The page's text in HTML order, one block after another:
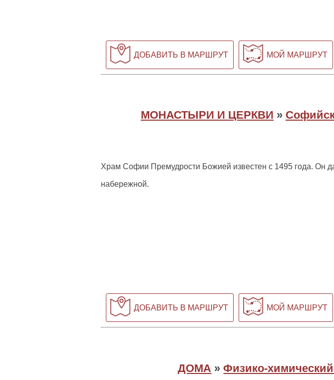
ДОБАВИТЬ В МАРШРУТ МОЙ МАРШРУТ
МОНАСТЫРИ И ЦЕРКВИ »
Храм Софии Премудрости Божией известен с 1495 года. Он
набережной.
ДОБАВИТЬ В МАРШРУТ МОЙ МАРШРУТ
ДОМА » Физико-